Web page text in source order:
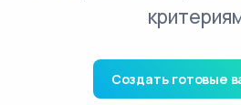
Создать готовые